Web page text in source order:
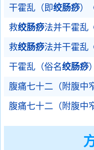
干霍乱（即绞肠痧）
救绞肠痧法并干霍乱
救绞肠痧法并干霍乱
干霍乱（俗名绞肠痧
腹痛七十二（附腹中
腹痛七十二（附腹中